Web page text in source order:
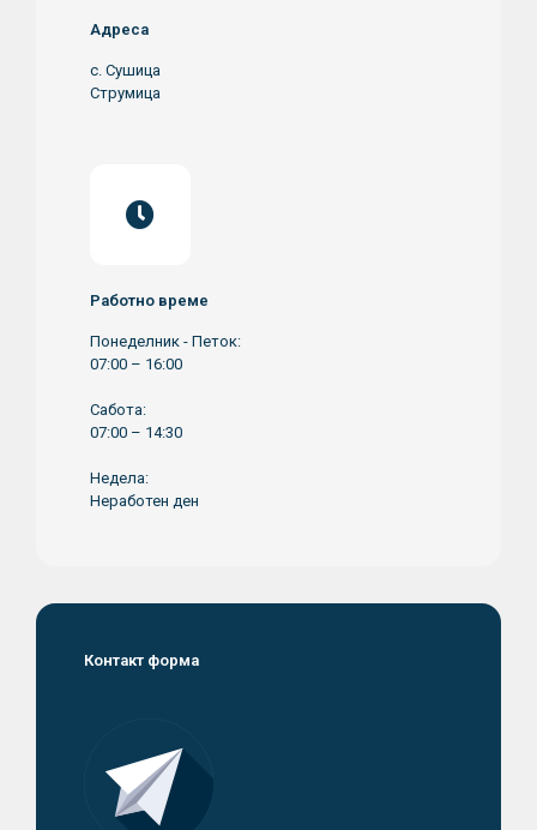
Адреса
с. Сушица
Струмица
Работно време
Понеделник - Петок:
07:00 – 16:00
Сабота:
07:00 – 14:30
Недела:
Неработен ден
Контакт форма